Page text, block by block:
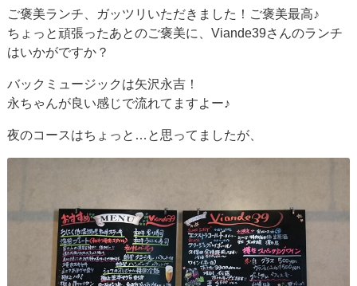
ご褒美ランチ、ガッツリいただきました！ご褒美最高♪
ちょっと頑張ったあとのご褒美に、Viande39さんのランチ
はいかがですか？
バックミュージックは矢沢永吉！
永ちゃんが良い感じで流れてますよー♪
夜のコースはちょっと…と思ってましたが、